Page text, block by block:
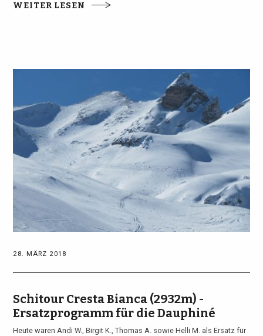
WEITER LESEN
28. MÄRZ 2018
Schitour Cresta Bianca (2932m) -
Ersatzprogramm für die Dauphiné
Heute waren Andi W., Birgit K., Thomas A. sowie Helli M. als Ersatz für